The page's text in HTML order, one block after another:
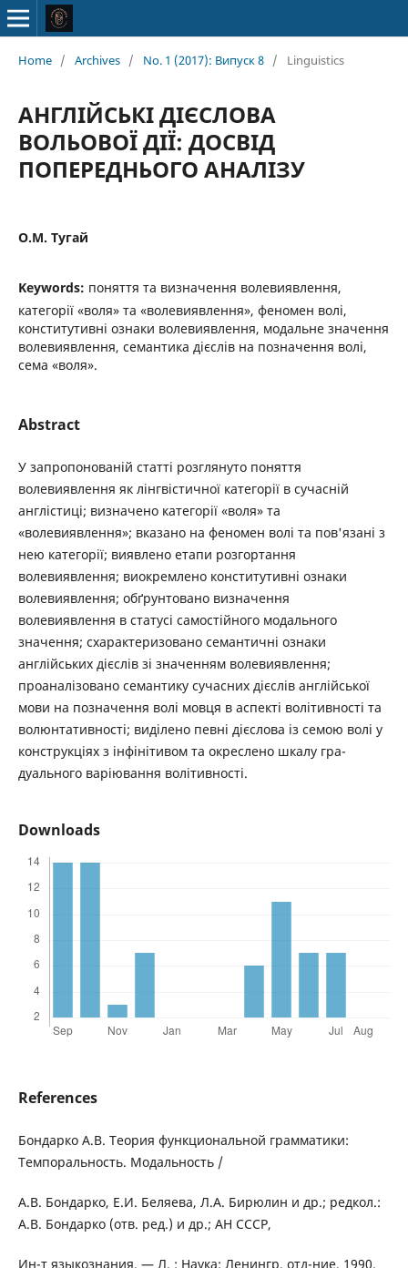
Home / Archives / No. 1 (2017): Випуск 8 / Linguistics
АНГЛІЙСЬКІ ДІЄСЛОВА
ВОЛЬОВОЇ ДІЇ: ДОСВІД
ПОПЕРЕДНЬОГО АНАЛІЗУ
О.М. Тугай
Keywords: поняття та визначення волевиявлення,
категорії «воля» та «волевиявлення», феномен волі,
конститутивні ознаки волевиявлення, модальне значення
волевиявлення, семантика дієслів на позначення волі,
сема «воля».
Abstract
У запропонованій статті розглянуто поняття
волевиявлення як лінгвістичної категорії в сучасній
англістиці; визначено категорії «воля» та
«волевиявлення»; вказано на феномен волі та пов'язані з
нею категорії; виявлено етапи розгортання
волевиявлення; виокремлено конститутивні ознаки
волевиявлення; обґрунтовано визначення
волевиявлення в статусі самостійного модального
значення; схарактеризовано семантичні ознаки
англійських дієслів зі значенням волевиявлення;
проаналізовано семантику сучасних дієслів англійської
мови на позначення волі мовця в аспекті волітивності та
волюнтативності; виділено певні дієслова із семою волі у
конструкціях з інфінітивом та окреслено шкалу гра-
дуального варіювання волітивності.
Downloads
References
Бондарко А.В. Теория функциональной грамматики:
Темпоральность. Модальность /
А.В. Бондарко, Е.И. Беляева, Л.А. Бирюлин и др.; редкол.:
А.В. Бондарко (отв. ред.) и др.; АН СССР,
Ин-т языкознания. — Л. : Наука: Ленингр. отд-ние, 1990.